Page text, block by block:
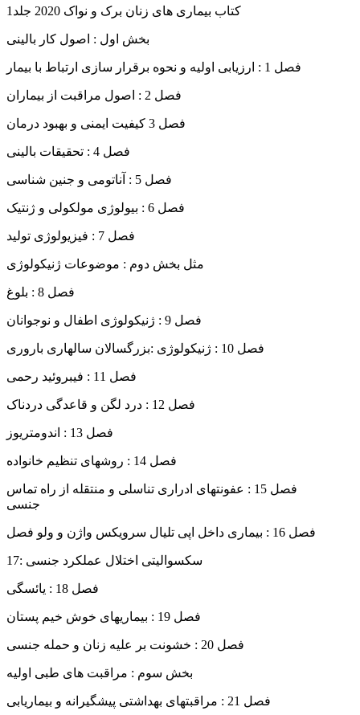
کتاب بیماری های زنان برک و نواک 2020 جلد1
بخش اول : اصول کار بالینی
فصل 1 : ارزیابی اولیه و نحوه برقرار سازی ارتباط با بیمار
فصل 2 : اصول مراقبت از بیماران
فصل 3 کیفیت ایمنی و بهبود درمان
فصل 4 : تحقیقات بالینی
فصل 5 : آناتومی و جنین شناسی
فصل 6 : بیولوژی مولکولی و ژنتیک
فصل 7 : فیزیولوژی تولید
مثل بخش دوم : موضوعات ژنیکولوژی
فصل 8 : بلوغ
فصل 9 : ژنیکولوژی اطفال و نوجوانان
فصل 10 : ژنیکولوژی :بزرگسالان سالهاری باروری
فصل 11 : فیبروئید رحمی
فصل 12 : درد لگن و قاعدگی دردناک
فصل 13 : اندومتریوز
فصل 14 : روشهای تنظیم خانواده
فصل 15 : عفونتهای ادراری تناسلی و منتقله از راه تماس
جنسی
فصل 16 : بیماری داخل اپی تلیال سرویکس واژن و ولو فصل
17: سکسوالیتی اختلال عملکرد جنسی
فصل 18 : یائسگی
فصل 19 : بیماریهای خوش خیم پستان
فصل 20 : خشونت بر علیه زنان و حمله جنسی
بخش سوم : مراقبت های طبی اولیه
فصل 21 : مراقبتهای بهداشتی پیشگیرانه و بیماریابی